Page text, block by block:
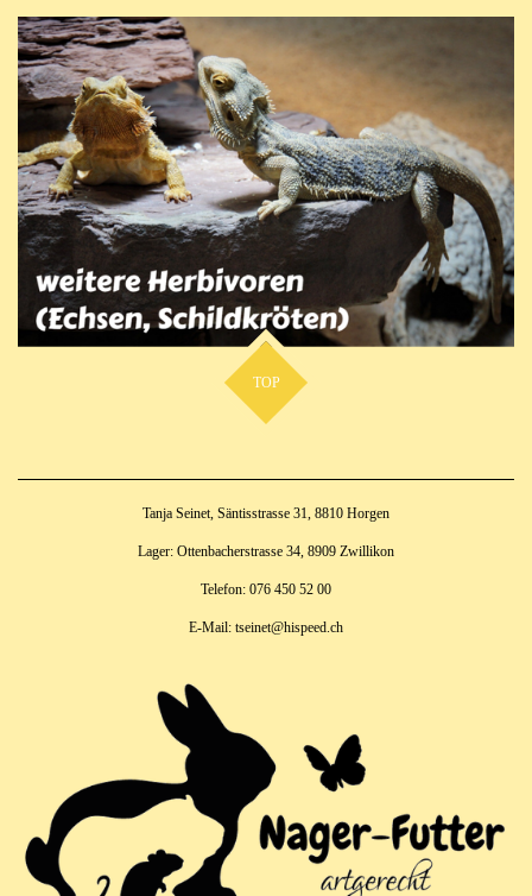
TOP
Tanja Seinet, Säntisstrasse 31, 8810 Horgen
Lager: Ottenbacherstrasse 34, 8909 Zwillikon
Telefon: 076 450 52 00
E-Mail: tseinet@hispeed.ch